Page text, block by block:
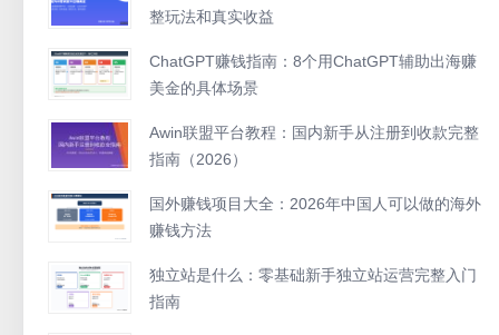
整玩法和真实收益
ChatGPT赚钱指南：8个用ChatGPT辅助出海赚
美金的具体场景
Awin联盟平台教程：国内新手从注册到收款完整
指南（2026）
国外赚钱项目大全：2026年中国人可以做的海外
赚钱方法
独立站是什么：零基础新手独立站运营完整入门
指南